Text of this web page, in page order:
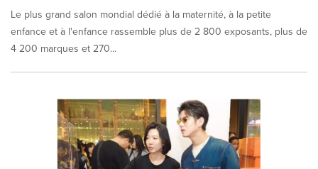
Le plus grand salon mondial dédié à la maternité, à la petite
enfance et à l'enfance rassemble plus de 2 800 exposants, plus de
4 200 marques et 270...